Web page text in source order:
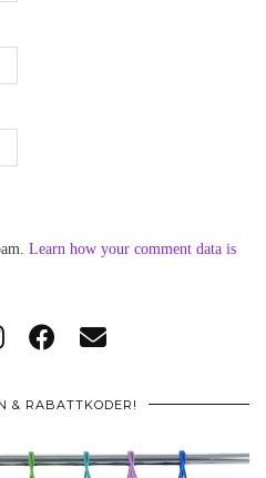
Learn how your comment data is
& RABATTKODER!